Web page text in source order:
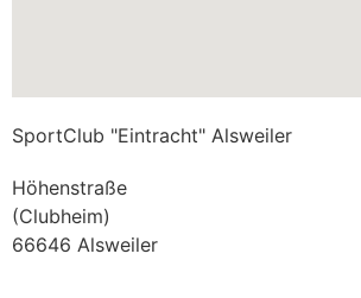
SportClub "Eintracht" Alsweiler
Höhenstraße
(Clubheim)
66646 Alsweiler